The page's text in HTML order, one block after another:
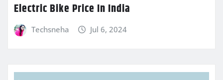
Electric Bike Price In India
Techsneha Jul 6, 2024